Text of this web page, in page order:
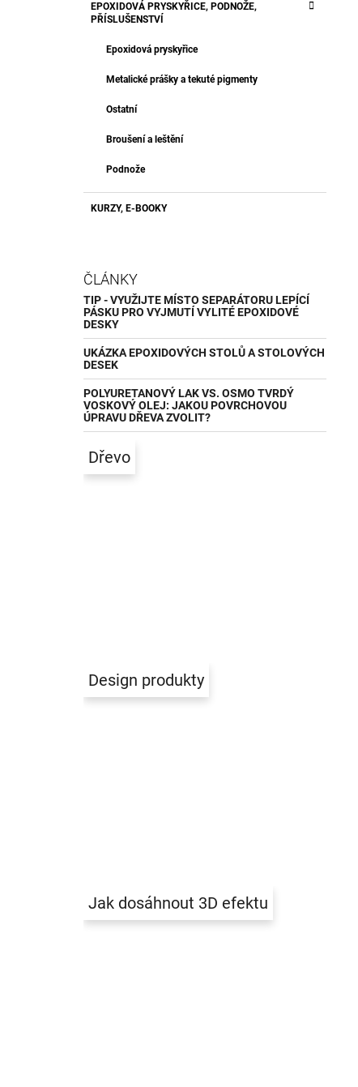
EPOXIDOVÁ PRYSKYŘICE, PODNOŽE,
PŘÍSLUŠENSTVÍ
Epoxidová pryskyřice
Metalické prášky a tekuté pigmenty
Ostatní
Broušení a leštění
Podnože
KURZY, E-BOOKY
ČLÁNKY
TIP - VYUŽIJTE MÍSTO SEPARÁTORU LEPÍCÍ
PÁSKU PRO VYJMUTÍ VYLITÉ EPOXIDOVÉ
DESKY
UKÁZKA EPOXIDOVÝCH STOLŮ A STOLOVÝCH
DESEK
POLYURETANOVÝ LAK VS. OSMO TVRDÝ
VOSKOVÝ OLEJ: JAKOU POVRCHOVOU
ÚPRAVU DŘEVA ZVOLIT?
Dřevo
Design produkty
Jak dosáhnout 3D efektu